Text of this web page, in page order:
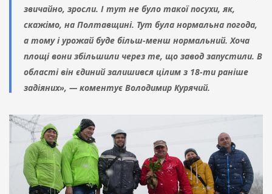
звичайно, зросли. І тут не було такої посухи, як,
скажімо, на Полтавщині. Тут була нормальна погода,
а тому і урожай буде більш-менш нормальний. Хоча
площі вони збільшили через те, що завод запустили. В
області він єдиний залишився цілим з 18-ти раніше
задіяних», — коментує Володимир Курячий.